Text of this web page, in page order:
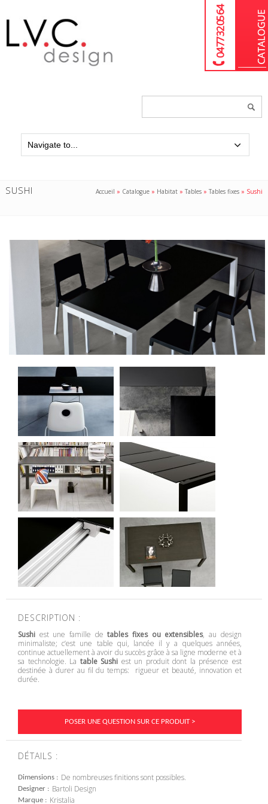
04 77 32 05 64
SUSHI Accueil » Catalogue » Habitat »Tables »Tables fixes » Sushi
DESCRIPTION :
Sushi est une famille detables fixes ou extensibles, au design
minimaliste; c’est une table qui, lancée il y a quelques années,
continue actuellement à avoir du succès grâce à sa ligne moderne et à
sa technologie. La table Sushi est un produit dont la présence est
destinée à durer au fil du temps: rigueur et beauté, innovation et
durée.
POSER UNE QUESTION SUR CE PRODUIT >
DÉTAILS :
Dimensions De nombreuses finitions sont possibles.
Designer Bartoli Design
Marque Kristalia